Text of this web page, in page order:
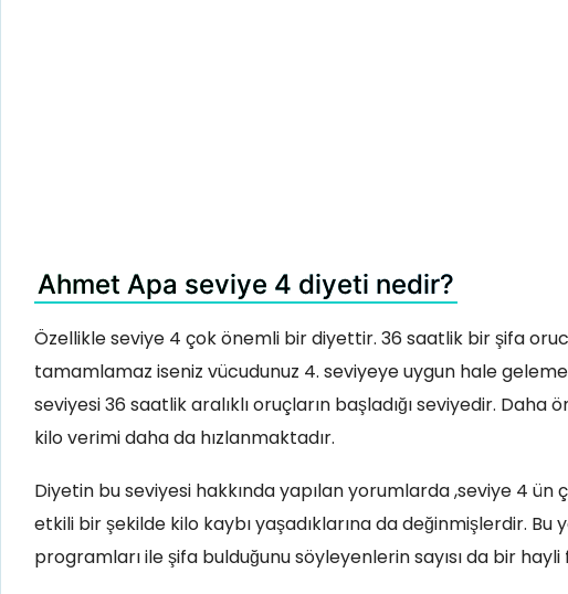
Ahmet Apa seviye 4 diyeti nedir?
Özellikle seviye 4 çok önemli bir diyettir. 36 saatlik bir şifa
tamamlamaz iseniz vücudunuz 4. seviyeye uygun hale
seviyesi 36 saatlik aralıklı oruçların başladığı seviyedir.
kilo verimi daha da hızlanmaktadır.
Diyetin bu seviyesi hakkında yapılan yorumlarda ,seviye 4 ün
etkili bir şekilde kilo kaybı yaşadıklarına da değinmişlerdir.
programları ile şifa bulduğunu söyleyenlerin sayısı da bir hayli